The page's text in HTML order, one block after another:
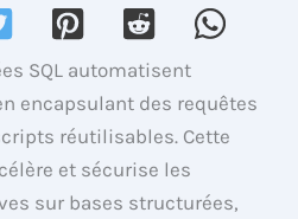
SQL automatisent
encapsulant des requêtes
réutilisables. Cette
et sécurise les
sur bases structurées,